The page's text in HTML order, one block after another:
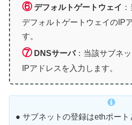
⑥ デフォルトゲートウェイ
デフォルトゲートウェイのIP
す。
⑦ DNSサーバ：当該サブネ
IPアドレスを入力します。
● サブネットの登録はethポート